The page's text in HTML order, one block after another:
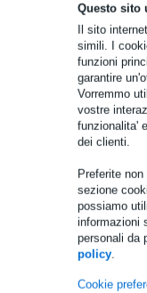
Questo sito
Il sito
simili. I
funzioni
garantire
Vorremmo
vostre
funzionalita'
dei clienti.
Preferite
sezione
possiamo
informazioni
personali da
policy.
Cookie